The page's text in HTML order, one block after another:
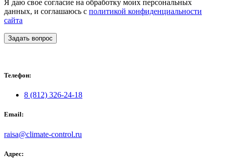
Я даю свое согласие на обработку моих персональных
данных, и соглашаюсь с политикой конфиденциальности
сайта
Задать вопрос
Телефон:
8 (812) 326-24-18
Email:
raisa@climate-control.ru
Адрес: